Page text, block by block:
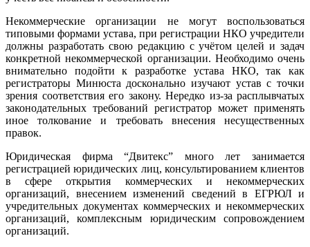
Некоммерческие организации не могут воспользоваться
типовыми формами устава, при регистрации НКО учредители
должны разработать свою редакцию с учётом целей и задач
конкретной некоммерческой организации. Необходимо очень
внимательно подойти к разработке устава НКО, так как
регистраторы Минюста досконально изучают устав с точки
зрения соответствия его закону. Нередко из-за расплывчатых
законодательных требований регистратор может применять
иное толкование и требовать внесения несущественных
правок.
Юридическая фирма “Двитекс” много лет занимается
регистрацией юридических лиц, консультированием клиентов
в сфере открытия коммерческих и некоммерческих
организаций, внесением изменений сведений в ЕГРЮЛ и
учредительных документах коммерческих и некоммерческих
организаций, комплексным юридическим сопровождением
организаций.